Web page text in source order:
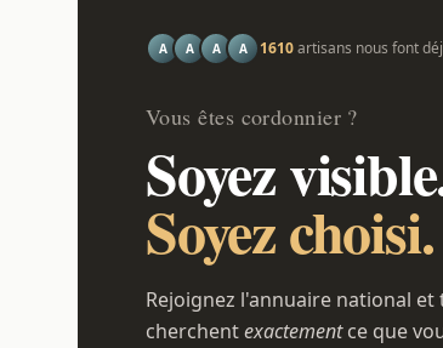
A A A A 1610artisans nous font
Vous êtes cordonnier ?
Soyez
Soyez choisi.
Rejoignez l'annuaire national
cherchentexactementce que